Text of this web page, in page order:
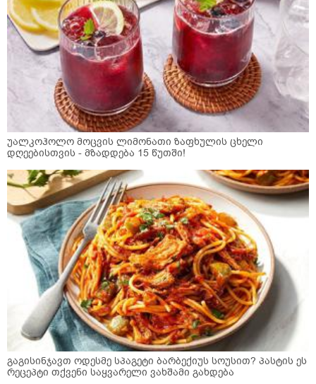
უალკოჰოლო მოცვის ლიმონათი ზაფხულის ცხელი
დღეებისთვის - მზადდება 15 წუთში!
გაგისინჯავთ ოდესმე სპაგეტი ბარბექიუს სოუსით? პასტის ეს
რეცეპტი თქვენი საყვარელი ვახშამი გახდება